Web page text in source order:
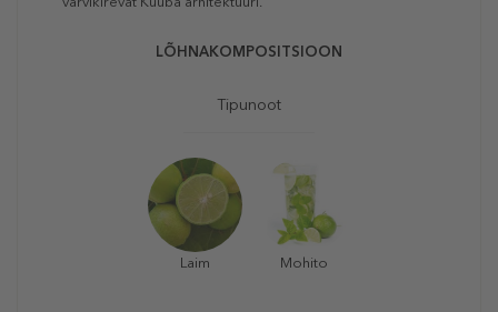
LÕHNAKOMPOSITSIOON
Tipunoot
Laim Mohito